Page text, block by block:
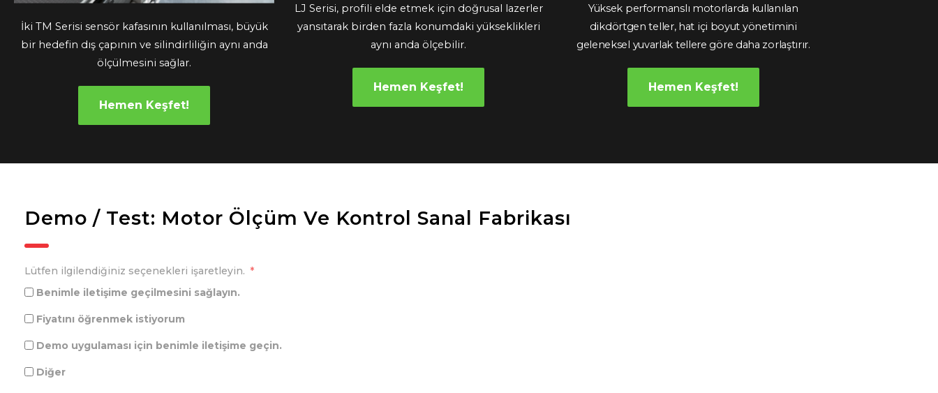
İki TM Serisi sensör kafasının kullanılması, büyük
bir hedefin dış çapının ve silindirliliğin aynı anda
ölçülmesini sağlar.
Hemen Keşfet!
LJ Serisi, profili elde etmek için doğrusal lazerler
yansıtarak birden fazla konumdaki yükseklikleri
aynı anda ölçebilir.
Hemen Keşfet!
Yüksek performanslı motorlarda kullanılan
dikdörtgen teller, hat içi boyut yönetimini
geleneksel yuvarlak tellere göre daha zorlaştırır.
Hemen Keşfet!
Demo / Test: Motor Ölçüm Ve Kontrol Sanal Fabrikası
Lütfen ilgilendiğiniz seçenekleri işaretleyin.
Benimle iletişime geçilmesini sağlayın.
Fiyatını öğrenmek istiyorum
Demo uygulaması için benimle iletişime geçin.
Diğer